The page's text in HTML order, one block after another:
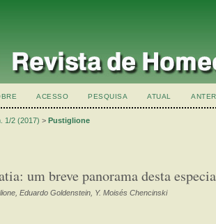
ACESSO PESQUISA ATUAL
1/2 (2017) >Pustiglione
um breve panorama desta
Eduardo Goldenstein, Y. Moisés Chencinski